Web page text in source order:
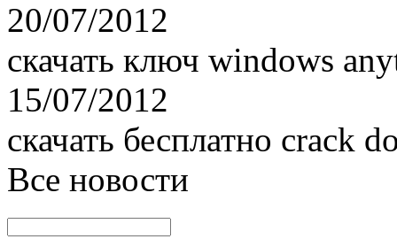
20/07/2012
скачать ключ windows
15/07/2012
скачать бесплатно crack
Все новости